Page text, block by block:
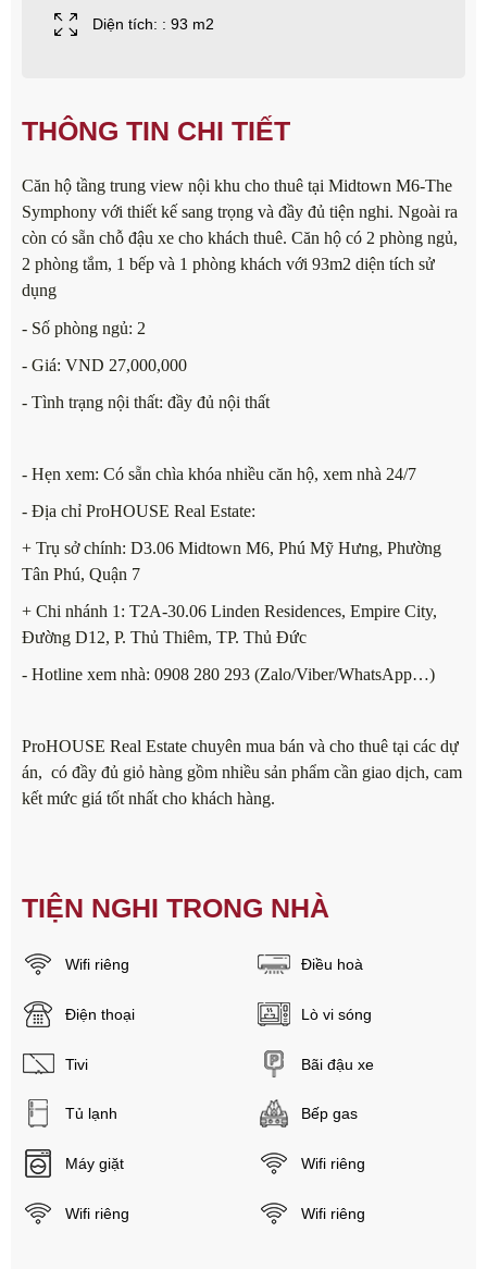
Diện tích: : 93 m2
THÔNG TIN CHI TIẾT
Căn hộ tầng trung view nội khu cho thuê tại Midtown M6-The
Symphony với thiết kế sang trọng và đầy đủ tiện nghi. Ngoài ra
còn có sẵn chỗ đậu xe cho khách thuê. Căn hộ có 2 phòng ngủ,
2 phòng tắm, 1 bếp và 1 phòng khách với 93m2 diện tích sử
dụng
- Số phòng ngủ: 2
- Giá: VND 27,000,000
- Tình trạng nội thất: đầy đủ nội thất
- Hẹn xem: Có sẵn chìa khóa nhiều căn hộ, xem nhà 24/7
- Địa chỉ ProHOUSE Real Estate:
+ Trụ sở chính: D3.06 Midtown M6, Phú Mỹ Hưng, Phường
Tân Phú, Quận 7
+ Chi nhánh 1: T2A-30.06 Linden Residences, Empire City,
Đường D12, P. Thủ Thiêm, TP. Thủ Đức
- Hotline xem nhà: 0908 280 293 (Zalo/Viber/WhatsApp…)
ProHOUSE Real Estate chuyên mua bán và cho thuê tại các dự
án, có đầy đủ giỏ hàng gồm nhiều sản phẩm cần giao dịch, cam
kết mức giá tốt nhất cho khách hàng.
TIỆN NGHI TRONG NHÀ
Wifi riêng Điều hoà
Điện thoại Lò vi sóng
Tivi Bãi đậu xe
Tủ lạnh Bếp gas
Máy giặt Wifi riêng
Wifi riêng Wifi riêng